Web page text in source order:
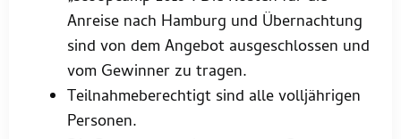
Anreise nach Hamburg und Übernachtung
sind von dem Angebot ausgeschlossen und
vom Gewinner zu tragen.
Teilnahmeberechtigt sind alle volljährigen
Personen.